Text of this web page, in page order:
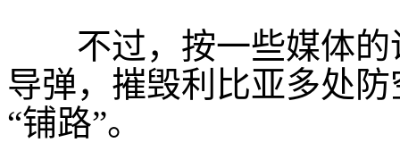
不过，按一些媒体的
导弹，摧毁利比亚多处
“铺路”。